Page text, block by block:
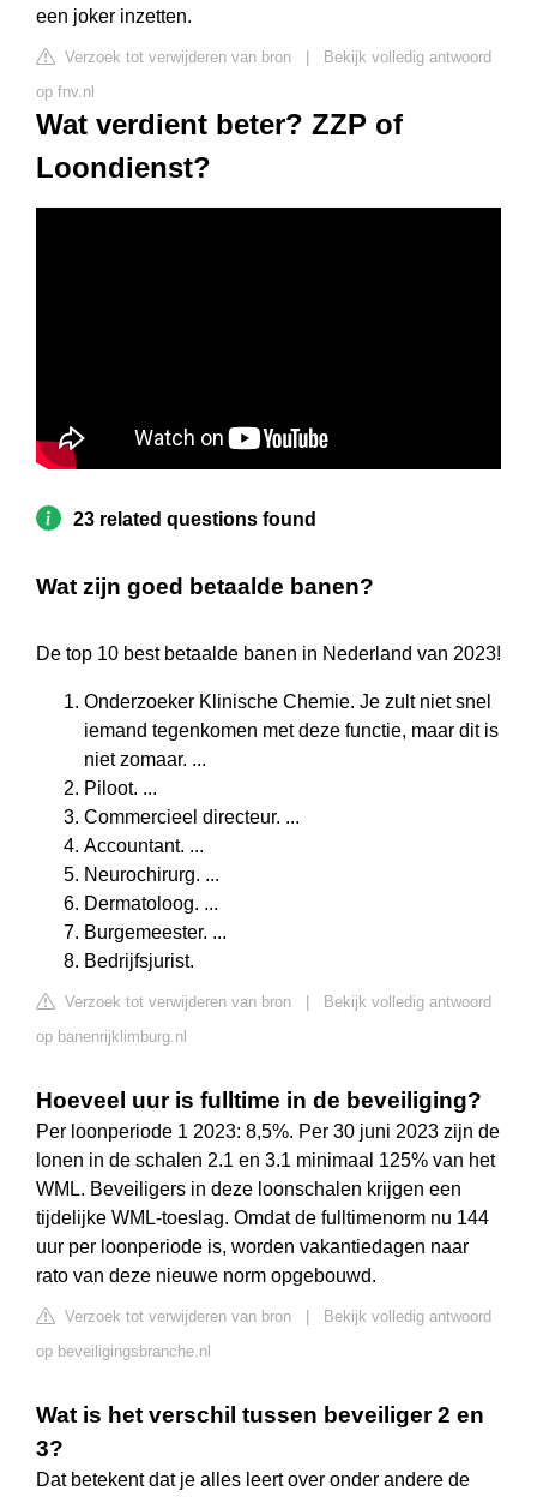
een joker inzetten.
Verzoek tot verwijderen van bron
Bekijk volledig antwoord
op fnv.nl
Wat verdient beter? ZZP of
Loondienst?
23 related questions found
Wat zijn goed betaalde banen?
De top 10 best betaalde banen in Nederland van 2023!
Onderzoeker Klinische Chemie. Je zult niet snel
iemand tegenkomen met deze functie, maar dit is
niet zomaar. ...
Piloot. ...
Commercieel directeur. ...
Accountant. ...
Neurochirurg. ...
Dermatoloog. ...
Burgemeester. ...
Bedrijfsjurist.
Verzoek tot verwijderen van bron
Bekijk volledig antwoord
op banenrijklimburg.nl
Hoeveel uur is fulltime in de beveiliging?
Per loonperiode 1 2023: 8,5%. Per 30 juni 2023 zijn de
lonen in de schalen 2.1 en 3.1 minimaal 125% van het
WML. Beveiligers in deze loonschalen krijgen een
tijdelijke WML-toeslag. Omdat de fulltimenorm nu 144
uur per loonperiode is, worden vakantiedagen naar
rato van deze nieuwe norm opgebouwd.
Verzoek tot verwijderen van bron
Bekijk volledig antwoord
op beveiligingsbranche.nl
Wat is het verschil tussen beveiliger 2 en
3?
Dat betekent dat je alles leert over onder andere de